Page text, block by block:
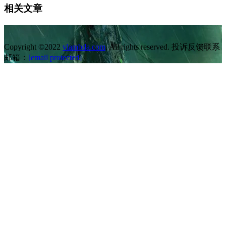
相关文章
Copyright ©2022 vlambda.com. All rights reserved. 投诉反馈联系
邮箱： [email protected]